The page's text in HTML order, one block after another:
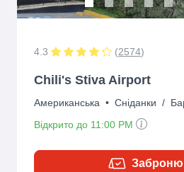
4.3 (2574)
Chili's Stiva Airport
Американська • Сніданки /
Відкрито до 11:00 PM